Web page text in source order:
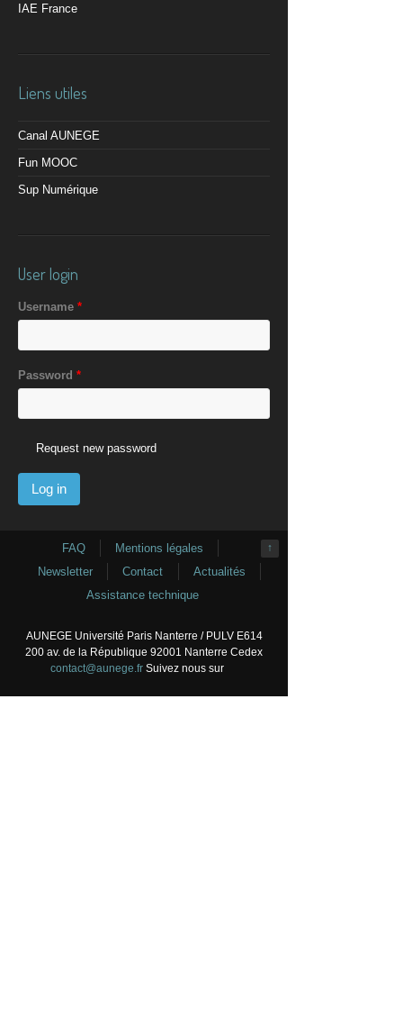
IAE France
Liens utiles
Canal AUNEGE
Fun MOOC
Sup Numérique
User login
Username *
Password *
Request new password
↑
FAQ
Mentions légales
Newsletter
Contact
Actualités
Assistance technique
AUNEGE Université Paris Nanterre / PULV E614
200 av. de la République 92001 Nanterre Cedex
contact@aunege.frSuivez nous sur